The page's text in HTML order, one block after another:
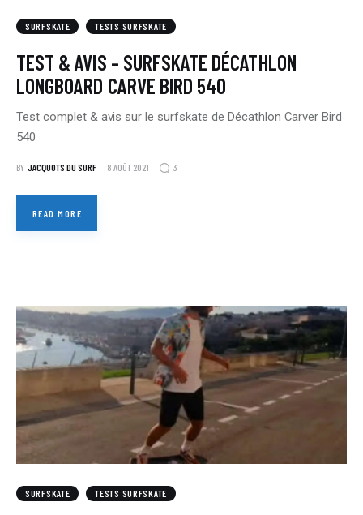
SURFSKATE TESTS SURFSKATE
TEST & AVIS – SURFSKATE DÉCATHLON
LONGBOARD CARVE BIRD 540
Test complet & avis sur le surfskate de Décathlon Carver Bird
540
BY JACQUOTS DU SURF 8 AOÛT 2021 3
READ MORE
SURFSKATE TESTS SURFSKATE